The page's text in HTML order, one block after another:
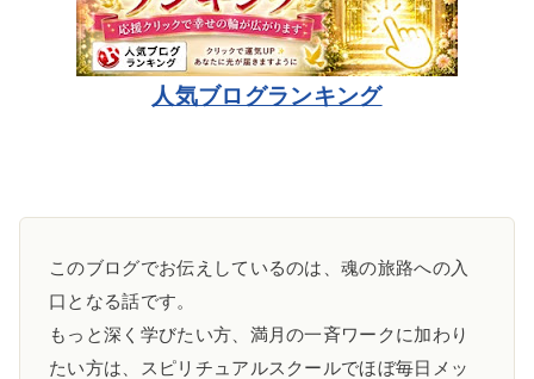
人気ブログランキング
このブログでお伝えしているのは、魂の旅路への入
口となる話です。
もっと深く学びたい方、満月の一斉ワークに加わり
たい方は、スピリチュアルスクールでほぼ毎日メッ